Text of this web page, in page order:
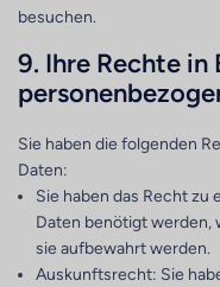
besuchen.
9. Ihre Rechte in
Sie haben die folgenden
Daten:
Sie haben das Recht zu
Daten benötigt werden,
sie aufbewahrt werden.
Auskunftsrecht: Sie